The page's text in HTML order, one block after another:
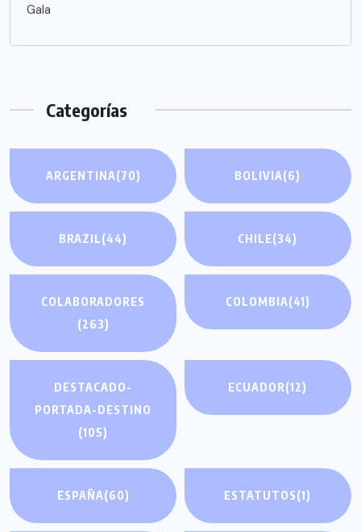
Gala
Categorías
ARGENTINA(70) BOLIVIA(6)
BRAZIL(44) CHILE(34)
COLABORADORES
(263)
COLOMBIA(41)
DESTACADO-
PORTADA-DESTINO
(105)
ECUADOR(12)
ESPAÑA(60) ESTATUTOS(1)